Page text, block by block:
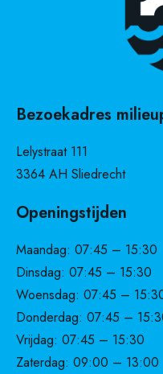
Bezoekadres
Lelystraat 111
3364 AH Sliedrecht
Openingstijden
Maandag: 07:45 – 15:30
Dinsdag: 07:45 – 15:30
Woensdag: 07:45 –
Donderdag: 07:45 –
Vrijdag: 07:45 – 15:30
Zaterdag: 09:00 – 13:00